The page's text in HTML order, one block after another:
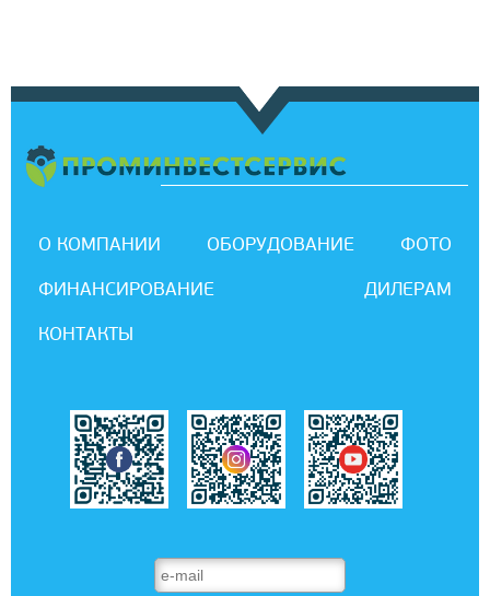
О КОМПАНИИ ОБОРУДОВАНИЕ
ФОТО
ФИНАНСИРОВАНИЕ
ДИЛЕРАМ
КОНТАКТЫ